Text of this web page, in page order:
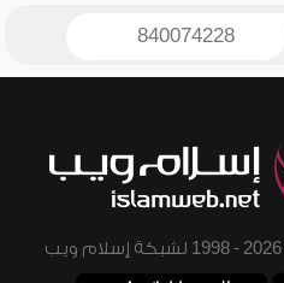
840074228